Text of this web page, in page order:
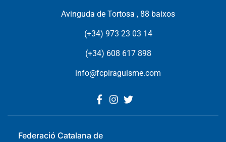
Avinguda de Tortosa , 88 baixos
(+34) 973 23 03 14
(+34) 608 617 898
info@fcpiraguisme.com
Federació Catalana de